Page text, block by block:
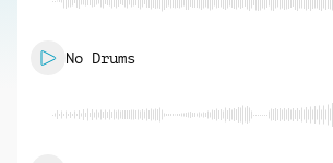
No Drums